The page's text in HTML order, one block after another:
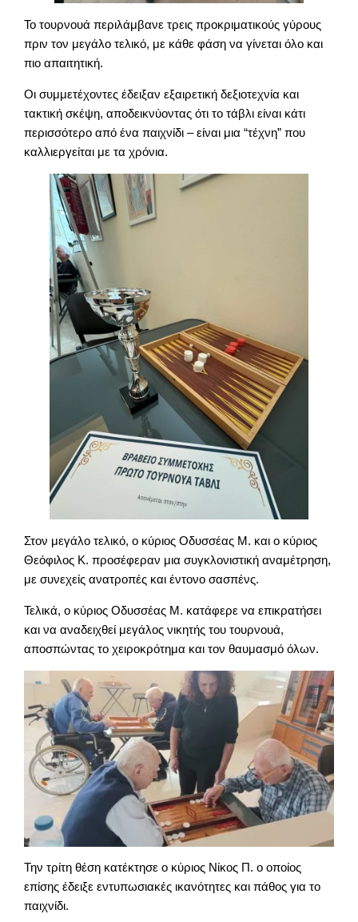
Το τουρνουά περιλάμβανε τρεις προκριματικούς γύρους
πριν τον μεγάλο τελικό, με κάθε φάση να γίνεται όλο και
πιο απαιτητική.
Οι συμμετέχοντες έδειξαν εξαιρετική δεξιοτεχνία και
τακτική σκέψη, αποδεικνύοντας ότι το τάβλι είναι κάτι
περισσότερο από ένα παιχνίδι – είναι μια “τέχνη” που
καλλιεργείται με τα χρόνια.
Στον μεγάλο τελικό, ο κύριος Οδυσσέας Μ. και ο κύριος
Θεόφιλος Κ. προσέφεραν μια συγκλονιστική αναμέτρηση,
με συνεχείς ανατροπές και έντονο σασπένς.
Τελικά, ο κύριος Οδυσσέας Μ. κατάφερε να επικρατήσει
και να αναδειχθεί μεγάλος νικητής του τουρνουά,
αποσπώντας το χειροκρότημα και τον θαυμασμό όλων.
Την τρίτη θέση κατέκτησε ο κύριος Νίκος Π. ο οποίος
επίσης έδειξε εντυπωσιακές ικανότητες και πάθος για το
παιχνίδι.